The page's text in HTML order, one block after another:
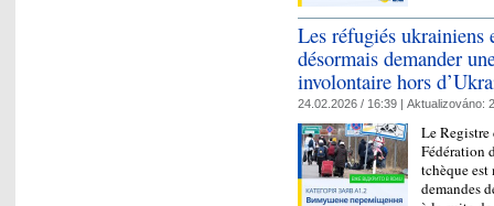
Les réfugiés ukrainiens
désormais demander
involontaire hors
24.02.2026 / 16:39 | Aktualizováno:
Le Registre
Fédération
tchèque
demandes